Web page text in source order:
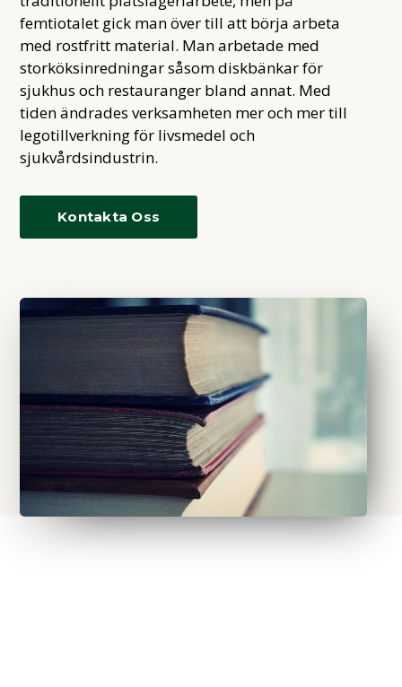
femtiotalet gick man över till att börja arbeta
med rostfritt material. Man arbetade med
storköksinredningar såsom diskbänkar för
sjukhus och restauranger bland annat. Med
tiden ändrades verksamheten mer och mer till
legotillverkning för livsmedel och
sjukvårdsindustrin.
Kontakta Oss